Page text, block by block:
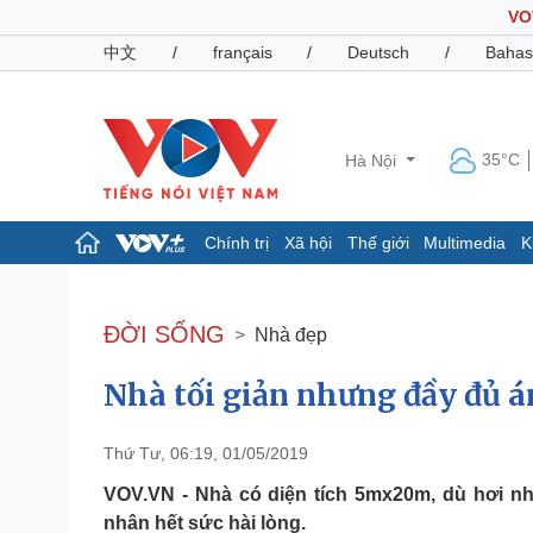
中文
/ français / Deutsch /
Hà Nội 35°C
Chính trị Xã hội Thế giới Multimedia
Đảng
Tổ chức nhân sự
Nhận diện sự thật
Dấu ấn VOV
Pháp luật
Vụ án
Quân sự - Quốc phòng
ĐỜI SỐNG Nhà đẹp
Nhà tối giản nhưng đầy đủ
Thứ Tư, 06:19, 01/05/2019
VOV.VN - Nhà có diện tích 5mx20m, dù hơi
nhân hết sức hài lòng.